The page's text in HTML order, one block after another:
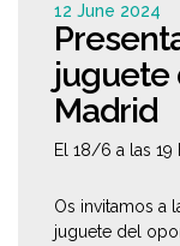
12 June 2024
juguete
Madrid
El 18/6 a las 19
Os invitamos a
juguete del